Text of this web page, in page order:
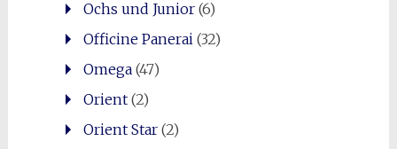
Ochs und Junior(6)
Officine Panerai (32)
Omega(47)
Orient(2)
Orient Star(2)